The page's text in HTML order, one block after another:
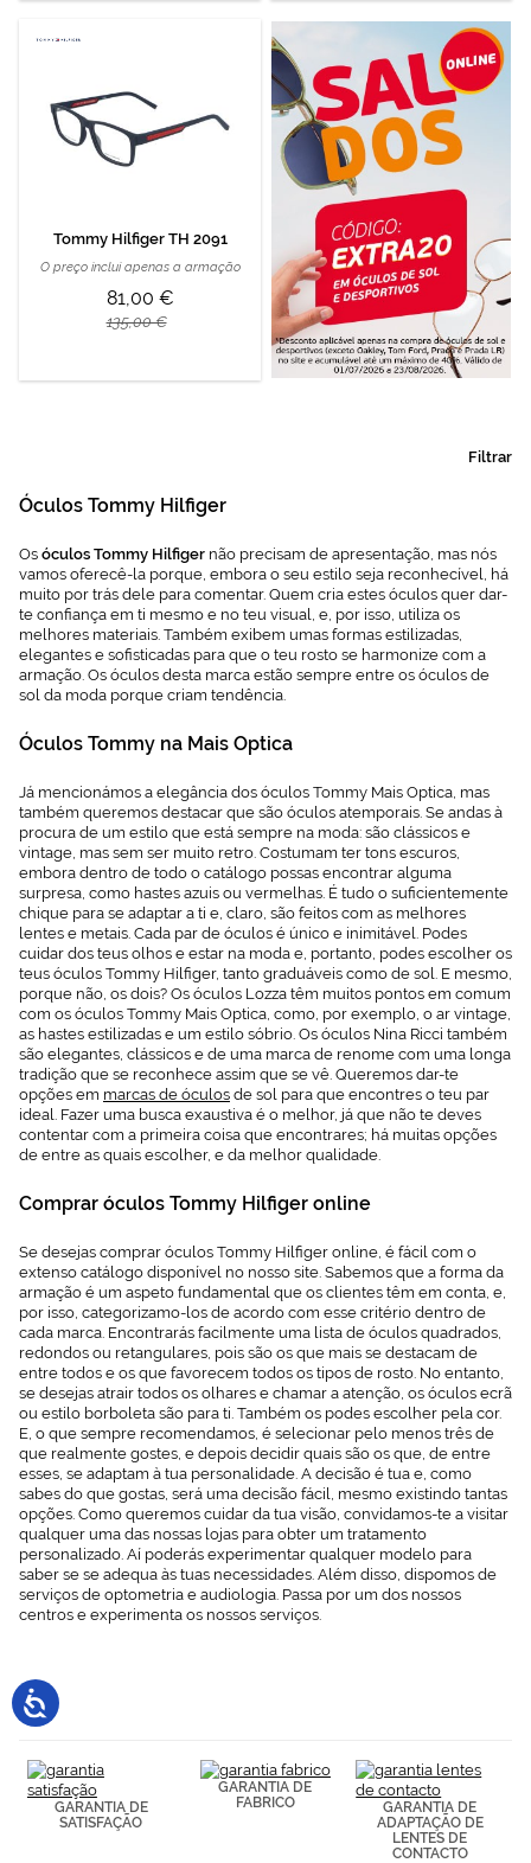
Tommy Hilfiger TH 2091
O preço inclui apenas a armação
81,00 €
135,00 €
Filtrar
Óculos Tommy Hilfiger
Os óculos Tommy Hilfiger não precisam de apresentação, mas nós
vamos oferecê-la porque, embora o seu estilo seja reconhecível, há
muito por trás dele para comentar. Quem cria estes óculos quer dar-
te confiança em ti mesmo e no teu visual, e, por isso, utiliza os
melhores materiais. Também exibem umas formas estilizadas,
elegantes e sofisticadas para que o teu rosto se harmonize com a
armação. Os óculos desta marca estão sempre entre os óculos de
sol da moda porque criam tendência.
Óculos Tommy na Mais Optica
Já mencionámos a elegância dos óculos Tommy Mais Optica, mas
também queremos destacar que são óculos atemporais. Se andas à
procura de um estilo que está sempre na moda: são clássicos e
vintage, mas sem ser muito retro. Costumam ter tons escuros,
embora dentro de todo o catálogo possas encontrar alguma
surpresa, como hastes azuis ou vermelhas. É tudo o suficientemente
chique para se adaptar a ti e, claro, são feitos com as melhores
lentes e metais. Cada par de óculos é único e inimitável. Podes
cuidar dos teus olhos e estar na moda e, portanto, podes escolher os
teus óculos Tommy Hilfiger, tanto graduáveis ​​como de sol. E mesmo,
porque não, os dois? Os óculos Lozza têm muitos pontos em comum
com os óculos Tommy Mais Optica, como, por exemplo, o ar vintage,
as hastes estilizadas e um estilo sóbrio. Os óculos Nina Ricci também
são elegantes, clássicos e de uma marca de renome com uma longa
tradição que se reconhece assim que se vê. Queremos dar-te
opções em marcas de óculos de sol para que encontres o teu par
ideal. Fazer uma busca exaustiva é o melhor, já que não te deves
contentar com a primeira coisa que encontrares; há muitas opções
de entre as quais escolher, e da melhor qualidade.
Comprar óculos Tommy Hilfiger online
Se desejas comprar óculos Tommy Hilfiger online, é fácil com o
extenso catálogo disponível no nosso site. Sabemos que a forma da
armação é um aspeto fundamental que os clientes têm em conta, e,
por isso, categorizamo-los de acordo com esse critério dentro de
cada marca. Encontrarás facilmente uma lista de óculos quadrados,
redondos ou retangulares, pois são os que mais se destacam de
entre todos e os que favorecem todos os tipos de rosto. No entanto,
se desejas atrair todos os olhares e chamar a atenção, os óculos ecrã
ou estilo borboleta são para ti. Também os podes escolher pela cor.
E, o que sempre recomendamos, é selecionar pelo menos três de
que realmente gostes, e depois decidir quais são os que, de entre
esses, se adaptam à tua personalidade. A decisão é tua e, como
sabes do que gostas, será uma decisão fácil, mesmo existindo tantas
opções. Como queremos cuidar da tua visão, convidamos-te a visitar
qualquer uma das nossas lojas para obter um tratamento
personalizado. Aí poderás experimentar qualquer modelo para
saber se se adequa às tuas necessidades. Além disso, dispomos de
serviços de optometria e audiologia. Passa por um dos nossos
centros e experimenta os nossos serviços.
GARANTIA DE
SATISFAÇÃO
GARANTIA DE
FABRICO
GARANTIA DE
ADAPTAÇÃO DE
LENTES DE
CONTACTO